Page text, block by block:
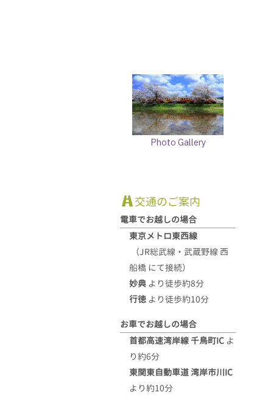
Photo Gallery
交通のご案内
電車でお越しの場合
東京メトロ東西線
（JR総武線・武蔵野線 西
船橋 にて接続）
妙典 より徒歩約8分
行徳 より徒歩約10分
お車でお越しの場合
首都高速湾岸線 千鳥町IC よ
り約6分
東関東自動車道 湾岸市川IC
より約10分